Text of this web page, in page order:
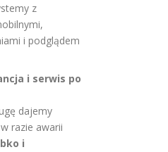
z
i podglądem
i serwis po
dajemy
razie awarii
i